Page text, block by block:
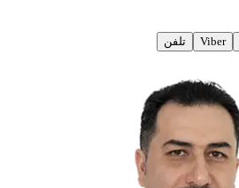
Viber تلفن